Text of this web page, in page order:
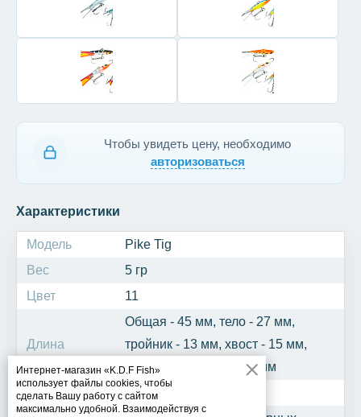
Интернет-магазин «K.D.F Fish»
использует файлы cookies, чтобы
сделать Вашу работу с сайтом
максимально удобной. Взаимодействуя с
Чтобы увидеть цену, необходимо
авторизоваться
Характеристики
Модель
Pike Tig
Вес
5 гр
Цвет
11
Длина
Общая - 45 мм, тело - 27 мм,
тройник - 13 мм, хвост - 15 мм,
крючок одинарный - 5 мм
Рыба
Щука, окунь, берш